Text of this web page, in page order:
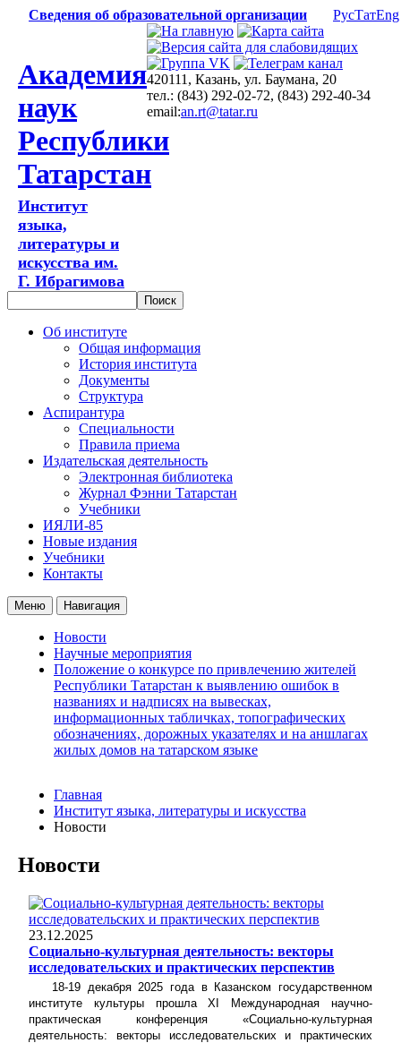
Сведения об образовательной организации РусТатEng
Академия
наук
Республики
Татарстан
Институт
языка,
литературы и
искусства им.
Г. Ибрагимова
420111, Казань, ул. Баумана, 20
тел.: (843) 292-02-72, (843) 292-40-34
email:an.rt@tatar.ru
Об институте
Общая информация
История института
Документы
Структура
Аспирантура
Специальности
Правила приема
Издательская деятельность
Электронная библиотека
Журнал Фэнни Татарстан
Учебники
ИЯЛИ-85
Новые издания
Учебники
Контакты
Меню Навигация
Новости
Научные мероприятия
Положение о конкурсе по привлечению жителей
Республики Татарстан к выявлению ошибок в
названиях и надписях на вывесках,
информационных табличках, топографических
обозначениях, дорожных указателях и на аншлагах
жилых домов на татарском языке
Главная
Институт языка, литературы и искусства
Новости
Новости
23.12.2025
Социально-культурная деятельность: векторы
исследовательских и практических перспектив
18-19 декабря 2025 года в Казанском государственном
институте культуры прошлаXI Международная научно-
практическая конференция «Социально-культурная
деятельность: векторы исследовательских и практических